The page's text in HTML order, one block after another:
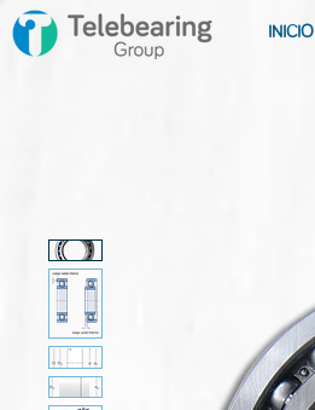
INICIO